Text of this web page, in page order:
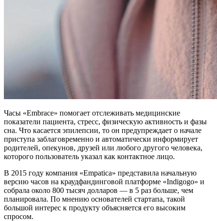
Часы «Embrace» помогает отслеживать медицинские
показатели пациента, стресс, физическую активность и фазы
сна. Что касается эпилепсии, то он предупреждает о начале
приступа заблаговременно и автоматически информирует
родителей, опекунов, друзей или любого другого человека,
которого пользователь указал как контактное лицо.
В 2015 году компания «Empatica» представила начальную
версию часов на краудфандинговой платформе «Indigogo» и
собрала около 800 тысяч долларов — в 5 раз больше, чем
планировала. По мнению основателей стартапа, такой
большой интерес к продукту объясняется его высоким
спросом.